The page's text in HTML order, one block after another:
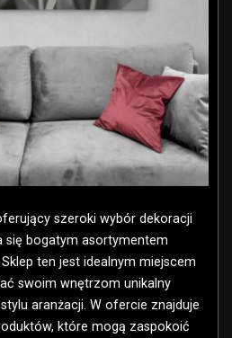
szeroki wybór dekoracji
się bogatym asortymentem
ten jest idealnym miejscem
swoim wnętrzom unikalny
aranżacji. W ofercie znajduje
które mogą zaspokoić